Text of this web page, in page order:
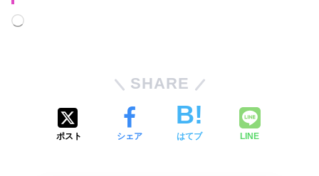
SHARE
ポスト シェア はてブ LINE